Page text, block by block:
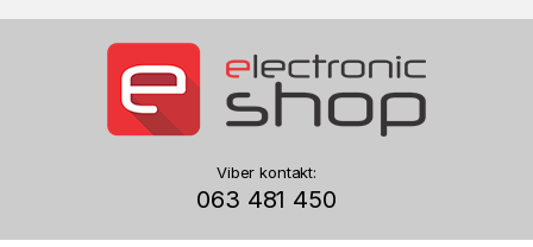
Viber kontakt:
063 481 450